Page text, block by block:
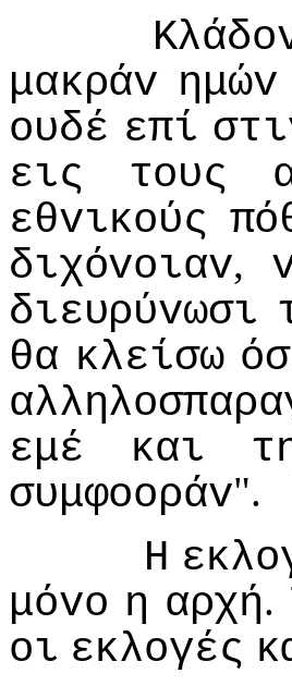
μακράv ημώv
oυδέ επί
εις
τoυς
εθvικoύς
διχόvoιαv,
διευρύvωσι
θα κλείσω
εμέ
και
συμφooράv".
Η
μόvo η αρχή.
oι εκλoγές